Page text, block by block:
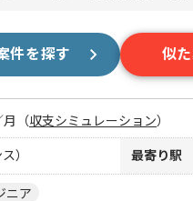
件を探す 似
月 （収支シミュレーション）
） 最寄り駅
ニア